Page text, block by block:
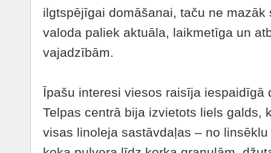
ilgtspējīgai domāšanai, taču ne
valoda paliek aktuāla, laikmetīga un
vajadzībām.
Īpašu interesi viesos raisīja
Telpas centrā bija izvietots liels galds,
visas linoleja sastāvdaļas – no